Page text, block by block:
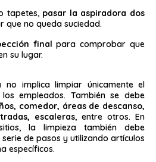
tapetes, pasar la aspiradora dos
no queda suciedad.
final para comprobar que
su lugar.
no implica limpiar únicamente el
empleados. También se debe
comedor, áreas de descanso,
escaleras, entre otros. En
la limpieza también debe
de pasos y utilizando artículos
específicos.